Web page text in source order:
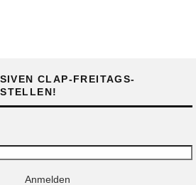
CLAP-FREITAGS-
Anmelden